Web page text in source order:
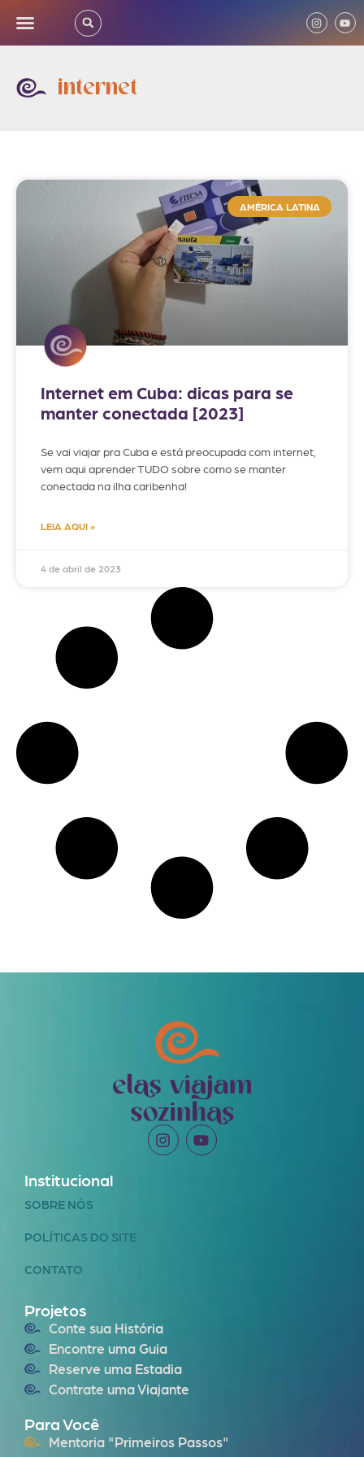
internet
AMÉRICA LATINA
Internet em Cuba: dicas para se
manter conectada [2023]
Se vai viajar pra Cuba e está preocupada com internet,
vem aqui aprender TUDO sobre como se manter
conectada na ilha caribenha!
LEIA AQUI »
4 de abril de 2023
Institucional
SOBRE NÓS
POLÍTICAS DO SITE
CONTATO
Projetos
Conte sua História
Encontre uma Guia
Reserve uma Estadia
Contrate uma Viajante
Para Você
Mentoria "Primeiros Passos"